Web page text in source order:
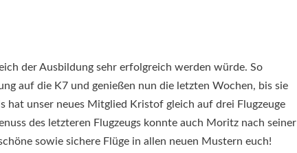
der Ausbildung sehr erfolgreich werden würde. So
auf die K7 und genießen nun die letzten Wochen, bis sie
hat unser neues Mitglied Kristof gleich auf drei Flugzeuge
des letzteren Flugzeugs konnte auch Moritz nach seiner
sowie sichere Flüge in allen neuen Mustern euch!